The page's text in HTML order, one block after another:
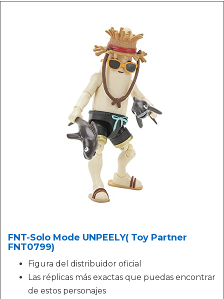
FNT-Solo Mode UNPEELY( Toy Partner
FNT0799)
Figura del distribuidor oficial
Las réplicas más exactas que puedas encontrar
de estos personajes